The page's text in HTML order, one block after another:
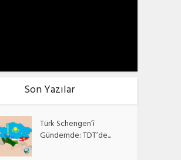
Son Yazılar
Türk Schengen’i
Gündemde: TDT’de...